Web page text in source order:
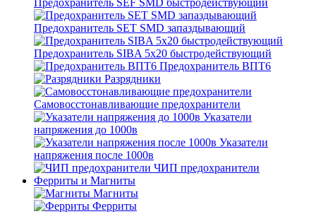
Предохранитель SET SMD запаздывающий
Предохранитель SIBA 5x20 быстродействующий
Предохранитель ВПТ6
Разрядники
Самовосстонавливающие предохранители
Указатели
напряжения до 1000в
Указатели
напряжения после 1000в
ЧИП предохранители
Ферриты и Магниты
Магниты
Ферриты